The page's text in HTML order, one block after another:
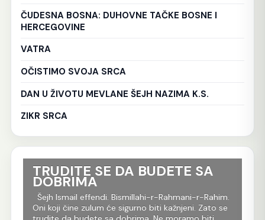
ČUDESNA BOSNA: DUHOVNE TAČKE BOSNE I
HERCEGOVINE
VATRA
OČISTIMO SVOJA SRCA
DAN U ŽIVOTU MEVLANE ŠEJH NAZIMA K.S.
ZIKR SRCA
TRUDITE SE DA BUDETE SA
DOBRIMA
Šejh Ismail effendi. Bismillahi-r-Rahmani-r-Rahim.
Oni koji čine zulum će sigurno biti kažnjeni. Zato se